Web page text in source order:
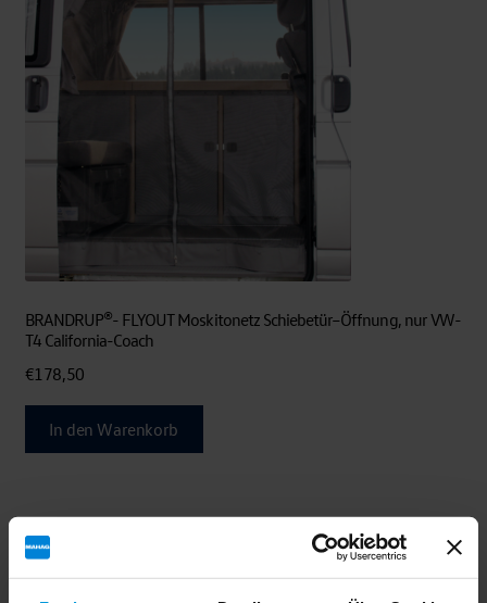
BRANDRUP®- FLYOUT Moskitonetz Schiebetür–Öffnung, nur VW-
T4 California-Coach
€178,50
In den Warenkorb
Ähnliche Produkte